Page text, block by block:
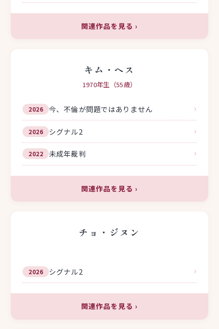
関連作品を見る ›
キム・ヘス
1970年生（55歳）
2026 今、不倫が問題ではありません ›
2026 シグナル2 ›
2022 未成年裁判 ›
関連作品を見る ›
チョ・ジヌン
2026 シグナル2 ›
関連作品を見る ›